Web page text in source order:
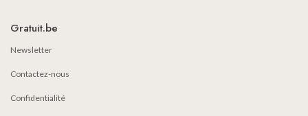
Gratuit.be
Newsletter
Contactez-nous
Confidentialité